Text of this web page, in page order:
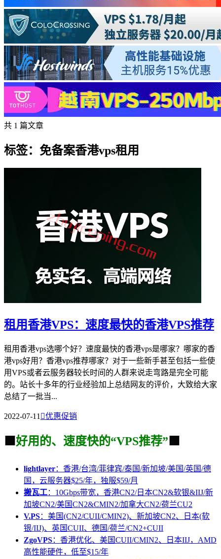
共 1 篇文章
标签：免备案香港vps租用
租用香港VPS：速度最快的香港VPS推荐
租用香港vps选哪个好？速度最快的香港vps是哪家？哪家的香
港vps好用？香港vps推荐哪家？对于一些新手甚至包括一些使
用VPS或者云服务器较长时间的人群来说走弯路是完全可能
的。站长十多年的行业经验加上总结网友的评价，大致给大家
总结了一批当...
2022-07-11 优惠促销
🟩 好用的、速度快的“VPS推荐” 🟩
lightlayer：香港/台湾/菲律宾/泰国/新加坡/美国/英国/德
国，云服务器$25/年，独服$59/月
搬瓦工：10Gbps带宽，香港CN2/日本CN2&软银&IIJ/新
加坡CN2/美国CN2&CMIN2/加拿大CN2/荷兰CU2
V.PS：美国(CN2/CUII/CMIN2)、新加坡CN2、日本(软
银/IIJ)、英国CUII、德国/荷兰/CN2+CUII
ZgoVPS：香港优化、美国CUII/CMIN2、日本IIJ，AMD
高性能硬件，低至$15/年